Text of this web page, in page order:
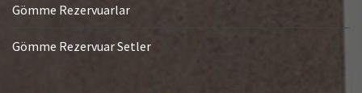
Gömme Rezervuarlar
Gömme Rezervuar Setler